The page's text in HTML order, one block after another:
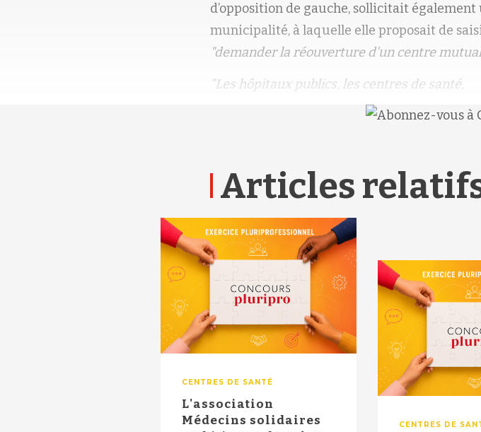
d’opposition de gauche, sollicitait
municipalité, à laquelle elle proposait de
"demander la réouverture d'un centre
"Les hôpitaux publics, les centres de santé,
Articles
CENTRES DE SANTÉ
L'association
Médecins solidaires
CENTRES DE